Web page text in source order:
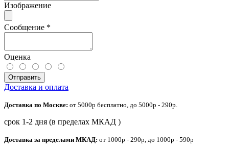
Изображение
Сообщение *
Оценка
Отправить
Доставка и оплата
Доставка по Москве: от 5000р бесплатно, до 5000р - 290р.
срок 1-2 дня (в пределах МКАД )
Доставка за пределами МКАД: от 1000р - 290р, до 1000р - 590р